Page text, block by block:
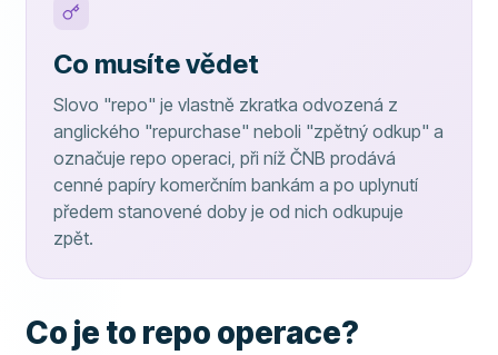
Co musíte vědet
Slovo "repo" je vlastně zkratka odvozená z
anglického "repurchase" neboli "zpětný odkup" a
označuje repo operaci, při níž ČNB prodává
cenné papíry komerčním bankám a po uplynutí
předem stanovené doby je od nich odkupuje
zpět.
Co je to repo operace?